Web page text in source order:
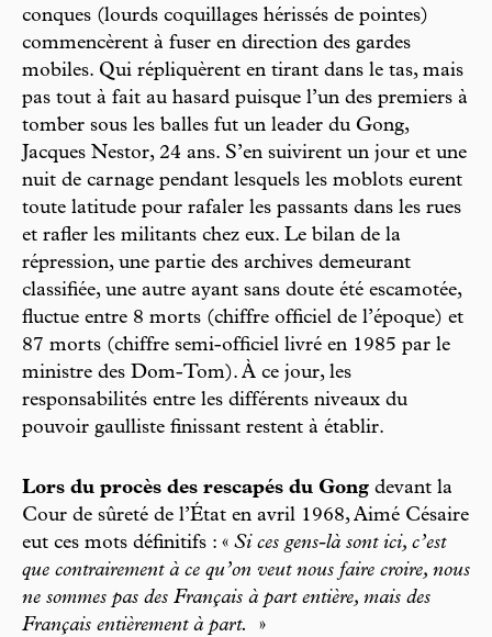
conques (lourds coquillages hérissés de pointes)
commencèrent à fuser en direction des gardes
mobiles. Qui répliquèrent en tirant dans le tas, mais
pas tout à fait au hasard puisque l’un des premiers à
tomber sous les balles fut un leader du Gong,
Jacques Nestor, 24 ans. S’en suivirent un jour et une
nuit de carnage pendant lesquels les moblots eurent
toute latitude pour rafaler les passants dans les rues
et rafler les militants chez eux. Le bilan de la
répression, une partie des archives demeurant
classifiée, une autre ayant sans doute été escamotée,
fluctue entre 8 morts (chiffre officiel de l’époque) et
87 morts (chiffre semi-officiel livré en 1985 par le
ministre des Dom-Tom). À ce jour, les
responsabilités entre les différents niveaux du
pouvoir gaulliste finissant restent à établir.
Lors du procès des rescapés du Gong devant la
Cour de sûreté de l’État en avril 1968, Aimé Césaire
eut ces mots définitifs : « Si ces gens-là sont ici, c’est
que contrairement à ce qu’on veut nous faire croire, nous
ne sommes pas des Français à part entière, mais des
Français entièrement à part.
»